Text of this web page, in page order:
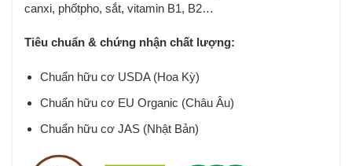
canxi, phốtpho, sắt, vitamin B1, B2…
Tiêu chuẩn & chứng nhận chất lượng:
Chuẩn hữu cơ USDA (Hoa Kỳ)
Chuẩn hữu cơ EU Organic (Châu Âu)
Chuẩn hữu cơ JAS (Nhật Bản)